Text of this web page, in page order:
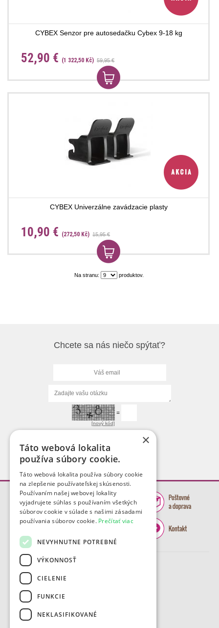
CYBEX Senzor pre autosedačku Cybex 9-18 kg
52,90 € (1 322,50 Kč) 59,95 €
CYBEX Univerzálne zavádzacie plasty
10,90 € (272,50 Kč) 15,95 €
Na stranu: produktov.
Chcete sa nás niečo spýtať?
[nový kód]
=
×
Táto webová lokalita
používa súbory cookie.
Táto webová lokalita používa súbory cookie
na zlepšenie používateľskej skúsenosti.
Používaním našej webovej lokality
vyjadrujete súhlas s používaním všetkých
súborov cookie v súlade s našimi zásadami
používania súborov cookie. Prečítať viac
NEVYHNUTNE POTREBNÉ
VÝKONNOSŤ
CIELENIE
FUNKCIE
NEKLASIFIKOVANÉ